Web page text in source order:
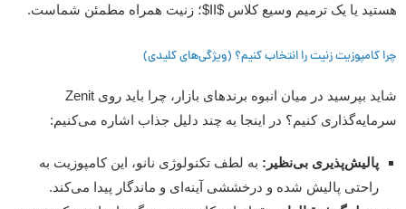
هستید یا یک ترمیم وسیع کلاس $II$؛ زنیت همراه مطمئن شماست.
چرا کامپوزیت زنیت را انتخاب کنیم؟ (ویژگی‌های کلیدی)
شاید بپرسید در میان انبوه برندهای بازار، چرا باید روی Zenit
سرمایه‌گذاری کنیم؟ در اینجا به چند دلیل جذاب اشاره می‌کنیم:
پالیش‌پذیری بی‌نظیر: به لطف تکنولوژی نانو، این کامپوزیت به
راحتی پالیش شده و درخششی آینه‌ای و ماندگار پیدا می‌کند.